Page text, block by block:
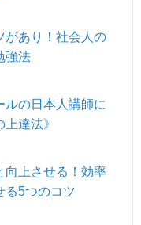
があり！社会人の
強法
ルの日本人講師に
達法》
向上させる！効率
る5つのコツ